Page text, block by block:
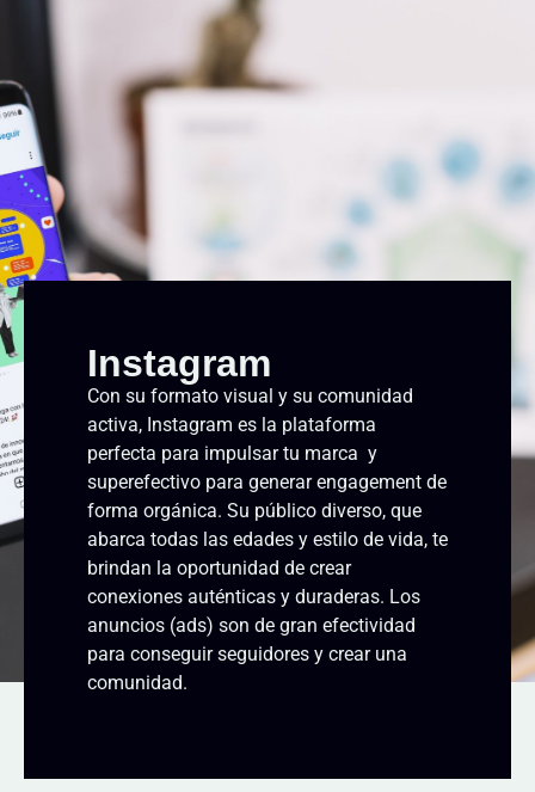
Instagram
Con su formato visual y su comunidad
activa, Instagram es la plataforma
perfecta para impulsar tu marca y
superefectivo para generar engagement de
forma orgánica. Su público diverso, que
abarca todas las edades y estilo de vida, te
brindan la oportunidad de crear
conexiones auténticas y duraderas. Los
anuncios (ads) son de gran efectividad
para conseguir seguidores y crear una
comunidad.